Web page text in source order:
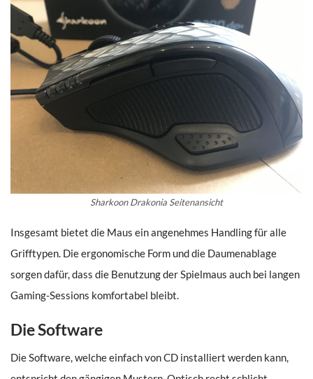
Sharkoon Drakonia Seitenansicht
Insgesamt bietet die Maus ein angenehmes Handling für alle
Grifftypen. Die ergonomische Form und die Daumenablage
sorgen dafür, dass die Benutzung der Spielmaus auch bei langen
Gaming-Sessions komfortabel bleibt.
Die Software
Die Software, welche einfach von CD installiert werden kann,